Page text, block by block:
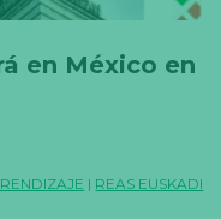
en México en
| REAS EUSKADI